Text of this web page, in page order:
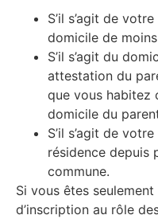
S’il s’agit de
domicile de
S’il s’agit du
attestation du
que vous
domicile du
S’il s’agit de
résidence depuis
commune.
Si vous êtes
d’inscription au rôle